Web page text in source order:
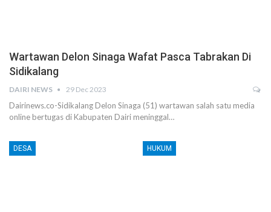
Wartawan Delon Sinaga Wafat Pasca Tabrakan Di
Sidikalang
DAIRI NEWS 29 Dec 2023
Dairinews.co-Sidikalang Delon Sinaga (51) wartawan salah satu media
online bertugas di Kabupaten Dairi meninggal…
DESA HUKUM